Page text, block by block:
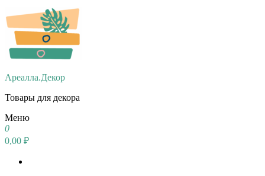
Ареалла.Декор
Товары для декора
Меню
0
0,00 ₽